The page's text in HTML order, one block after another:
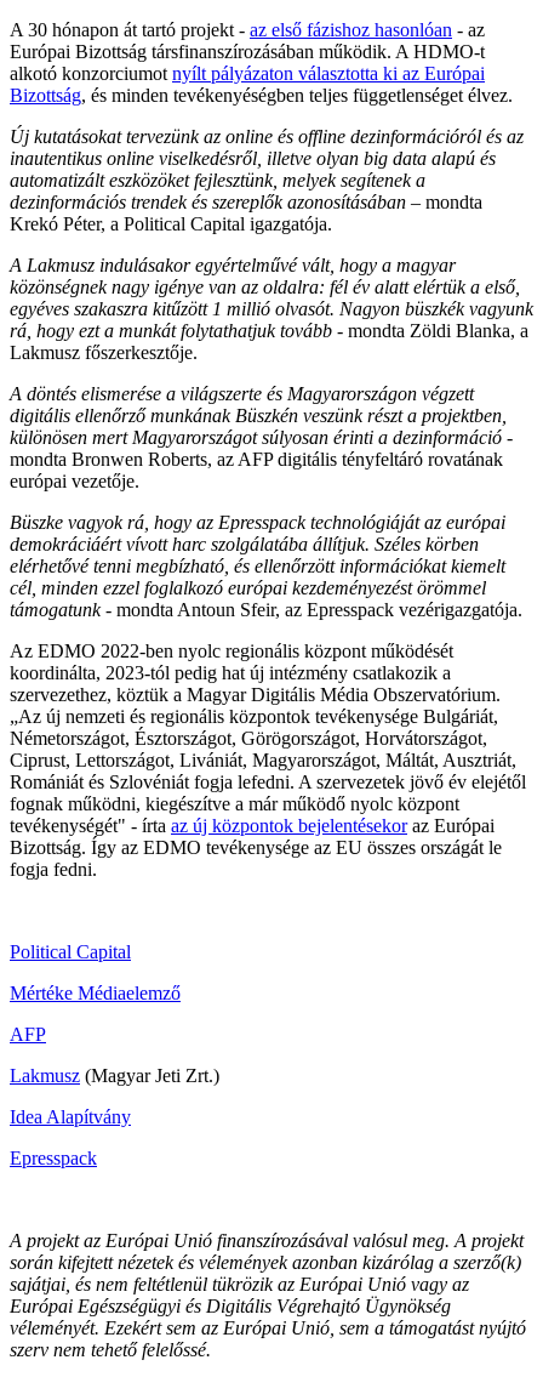
A 30 hónapon át tartó projekt - az első fázishoz hasonlóan - az
Európai Bizottság társfinanszírozásában működik. A HDMO-t
alkotó konzorciumot nyílt pályázaton választotta ki az Európai
Bizottság, és minden tevékenyéségben teljes függetlenséget élvez.
Új kutatásokat tervezünk az online és offline dezinformációról és az
inautentikus online viselkedésről, illetve olyan big data alapú és
automatizált eszközöket fejlesztünk, melyek segítenek a
dezinformációs trendek és szereplők azonosításában – mondta
Krekó Péter, a Political Capital igazgatója.
A Lakmusz indulásakor egyértelművé vált, hogy a magyar
közönségnek nagy igénye van az oldalra: fél év alatt elértük a első,
egyéves szakaszra kitűzött 1 millió olvasót. Nagyon büszkék vagyunk
rá, hogy ezt a munkát folytathatjuk tovább - mondta Zöldi Blanka, a
Lakmusz főszerkesztője.
A döntés elismerése a világszerte és Magyarországon végzett
digitális ellenőrző munkának Büszkén veszünk részt a projektben,
különösen mert Magyarországot súlyosan érinti a dezinformáció -
mondta Bronwen Roberts, az AFP digitális tényfeltáró rovatának
európai vezetője.
Büszke vagyok rá, hogy az Epresspack technológiáját az európai
demokráciáért vívott harc szolgálatába állítjuk. Széles körben
elérhetővé tenni megbízható, és ellenőrzött információkat kiemelt
cél, minden ezzel foglalkozó európai kezdeményezést örömmel
támogatunk- mondta Antoun Sfeir, az Epresspack vezérigazgatója.
Az EDMO 2022-ben nyolc regionális központ működését
koordinálta, 2023-tól pedig hat új intézmény csatlakozik a
szervezethez, köztük a Magyar Digitális Média Obszervatórium.
„Az új nemzeti és regionális központok tevékenysége Bulgáriát,
Németországot, Észtországot, Görögországot, Horvátországot,
Ciprust, Lettországot, Livániát, Magyarországot, Máltát, Ausztriát,
Romániát és Szlovéniát fogja lefedni. A szervezetek jövő év elejétől
fognak működni, kiegészítve a már működő nyolc központ
tevékenységét" - írta az új központok bejelentésekoraz Európai
Bizottság. Így az EDMO tevékenysége az EU összes országát le
fogja fedni.
Political Capital
Mértéke Médiaelemző
AFP
Lakmusz (Magyar Jeti Zrt.)
Idea Alapítvány
Epresspack
A projekt az Európai Unió finanszírozásával valósul meg. A projekt
során kifejtett nézetek és vélemények azonban kizárólag a szerző(k)
sajátjai, és nem feltétlenül tükrözik az Európai Unió vagy az
Európai Egészségügyi és Digitális Végrehajtó Ügynökség
véleményét. Ezekért sem az Európai Unió, sem a támogatást nyújtó
szerv nem tehető felelőssé.